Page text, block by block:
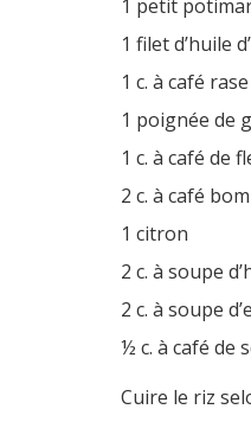
1 petit
1 filet d’huile
1 c. à café
1 poignée de
1 c. à café de
2 c. à café
1 citron
2 c. à soupe
2 c. à soupe
½ c. à café de
Cuire le riz